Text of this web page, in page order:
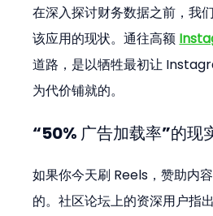
在深入探讨财务数据之前，我
该应用的现状。通往高额
道路，是以牺牲最初让
为代价铺就的。
“50% 广告加载率”的现
如果你今天刷 Reels，赞助内
的。社区论坛上的资深用户指